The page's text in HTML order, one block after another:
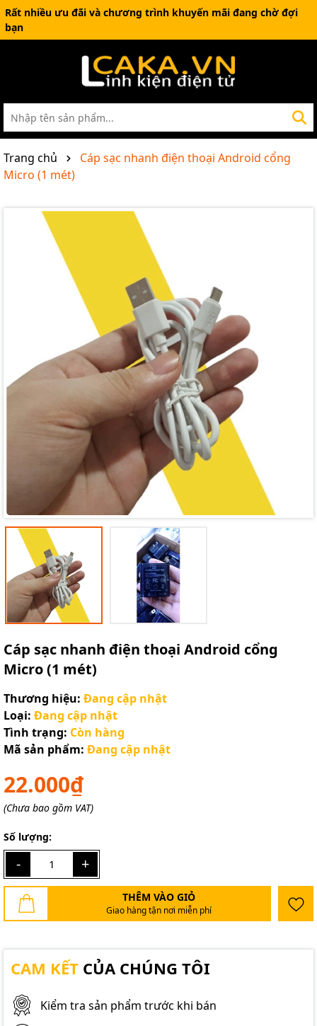
Rất nhiều ưu đãi và chương trình khuyến mãi đang chờ đợi
bạn
Trang chủ
Cáp sạc nhanh điện thoại Android cổng
Micro (1 mét)
Cáp sạc nhanh điện thoại Android cổng
Micro (1 mét)
Thương hiệu: Đang cập nhật
Loại: Đang cập nhật
Tình trạng: Còn hàng
Mã sản phẩm: Đang cập nhật
22.000₫
(Chưa bao gồm VAT)
Số lượng:
- +
THÊM VÀO GIỎ
Giao hàng tận nơi miễn phí
CAM KẾT CỦA CHÚNG TÔI
Kiểm tra sản phẩm trước khi bán
Mã giảm giá:
Ngày hết hạn: